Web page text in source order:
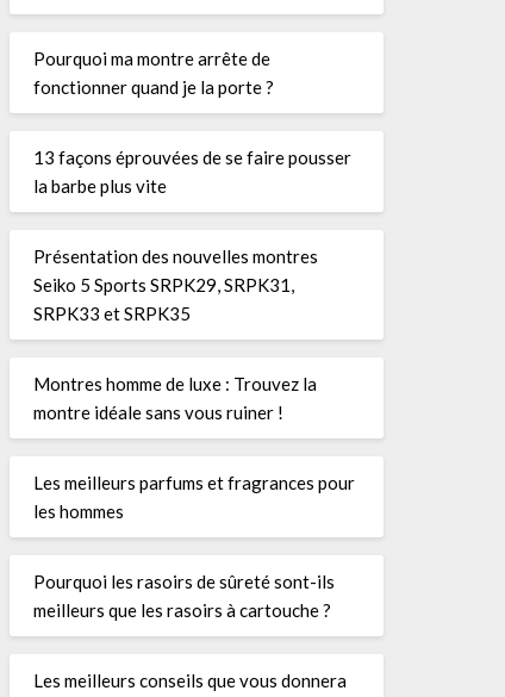
Pourquoi ma montre arrête de
fonctionner quand je la porte ?
13 façons éprouvées de se faire pousser
la barbe plus vite
Présentation des nouvelles montres
Seiko 5 Sports SRPK29, SRPK31,
SRPK33 et SRPK35
Montres homme de luxe : Trouvez la
montre idéale sans vous ruiner !
Les meilleurs parfums et fragrances pour
les hommes
Pourquoi les rasoirs de sûreté sont-ils
meilleurs que les rasoirs à cartouche ?
Les meilleurs conseils que vous donnera